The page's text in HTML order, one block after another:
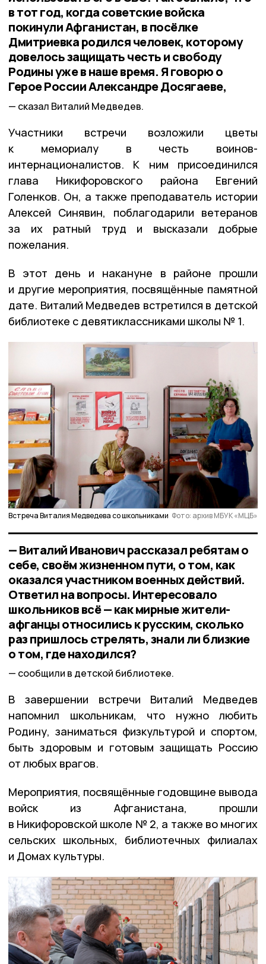
в тот год, когда советские войска
покинули Афганистан, в посёлке
Дмитриевка родился человек, которому
довелось защищать честь и свободу
Родины уже в наше время. Я говорю о
Герое России Александре Досягаеве,
сказал Виталий Медведев.
Участники встречи возложили цветы
к мемориалу в честь воинов-
интернационалистов. К ним присоединился
глава Никифоровского района Евгений
Голенков. Он, а также преподаватель истории
Алексей Синявин, поблагодарили ветеранов
за их ратный труд и высказали добрые
пожелания.
В этот день и накануне в районе прошли
и другие мероприятия, посвящённые памятной
дате. Виталий Медведев встретился в детской
библиотеке с девятиклассниками школы № 1.
Встреча Виталия Медведева со школьниками Фото: архив МБУК «МЦБ»
— Виталий Иванович рассказал ребятам о
себе, своём жизненном пути, о том, как
оказался участником военных действий.
Ответил на вопросы. Интересовало
школьников всё — как мирные жители-
афганцы относились к русским, сколько
раз пришлось стрелять, знали ли близкие
о том, где находился?
сообщили в детской библиотеке.
В завершении встречи Виталий Медведев
напомнил школьникам, что нужно любить
Родину, заниматься физкультурой и спортом,
быть здоровым и готовым защищать Россию
от любых врагов.
Мероприятия, посвящённые годовщине вывода
войск из Афганистана, прошли
в Никифоровской школе № 2, а также во многих
сельских школьных, библиотечных филиалах
и Домах культуры.